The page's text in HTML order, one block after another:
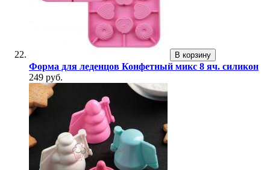
В корзину
Форма для леденцов Конфетный микс 8 яч. силикон
249 руб.